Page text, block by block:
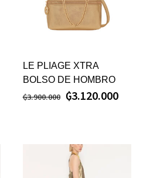
LE PLIAGE XTRA
BOLSO DE HOMBRO
₲3.900.000 ₲3.120.000